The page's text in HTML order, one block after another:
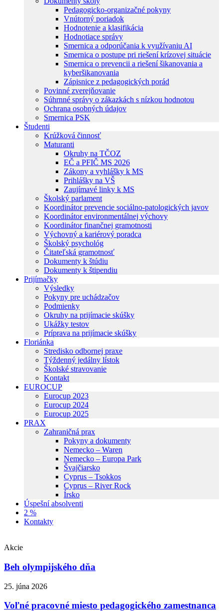
Pedagogicko-organizačné pokyny
Vnútorný poriadok
Hodnotenie a klasifikácia
Hodnotiace správy
Smernica a odporúčania k využívaniu AI
Smernica o postupe pri riešení krízovej situácie
Smernica o prevencii a riešení šikanovania a
kyberšikanovania
Zápisnice z pedagogických porád
Povinné zverejňovanie
Súhrnné správy o zákazkách s nízkou hodnotou
Ochrana osobných údajov
Smernica PSK
Študenti
Krúžková činnosť
Maturanti
Okruhy na TČOZ
EČ a PFIČ MS 2026
Zákony a vyhlášky k MS
Prihlášky na VŠ
Zaujímavé linky k MS
Školský parlament
Koordinátor prevencie sociálno-patologických javov
Koordinátor environmentálnej výchovy
Koordinátor finančnej gramotnosti
Výchovný a kariérový poradca
Školský psychológ
Čitateľská gramotnosť
Dokumenty k štúdiu
Dokumenty k štipendiu
Prijímačky
Výsledky
Pokyny pre uchádzačov
Podmienky
Okruhy na prijímacie skúšky
Ukážky testov
Príprava na prijímacie skúšky
Floriánka
Stredisko odbornej praxe
Týždenný jedálny lístok
Školské stravovanie
Kontakt
EUROCUP
Eurocup 2023
Eurocup 2024
Eurocup 2025
PRAX
Zahraničná prax
Pokyny a dokumenty
Nemecko – Waren
Nemecko – Europa Park
Švajčiarsko
Cyprus – Tsokkos
Cyprus – River Rock
Írsko
Úspešní absolventi
2 %
Kontakty
Akcie
Beh olympijského dňa
25. júna 2026
Voľné pracovné miesto pedagogického zamestnanca